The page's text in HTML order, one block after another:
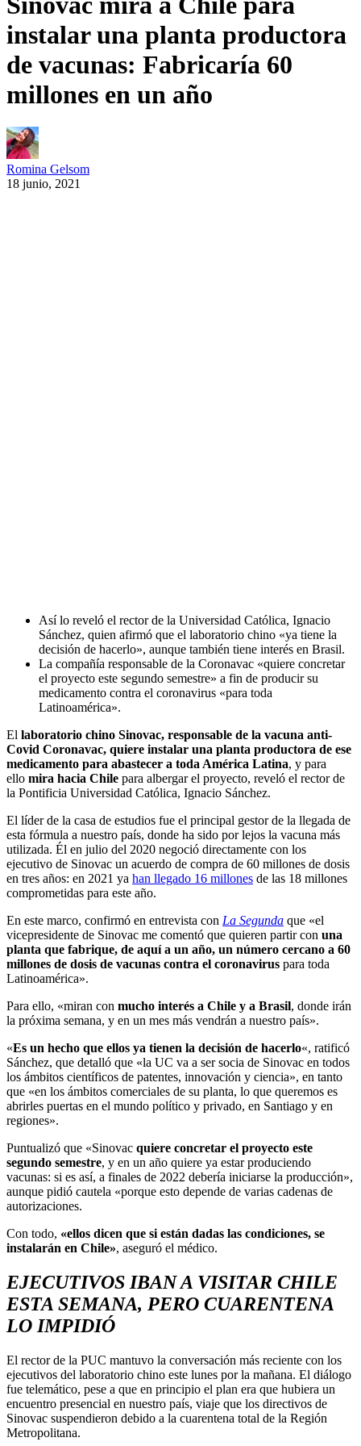
instalar una planta productora
de vacunas: Fabricaría 60
millones en un año
Romina Gelsom
18 junio, 2021
Así lo reveló el rector de la Universidad Católica, Ignacio
Sánchez, quien afirmó que el laboratorio chino «ya tiene la
decisión de hacerlo», aunque también tiene interés en Brasil.
La compañía responsable de la Coronavac «quiere concretar
el proyecto este segundo semestre» a fin de producir su
medicamento contra el coronavirus «para toda
Latinoamérica».
El laboratorio chino Sinovac, responsable de la vacuna anti-
Covid Coronavac, quiere instalar una planta productora de ese
medicamento para abastecer a toda América Latina, y para
ello mira hacia Chile para albergar el proyecto, reveló el rector de
la Pontificia Universidad Católica, Ignacio Sánchez.
El líder de la casa de estudios fue el principal gestor de la llegada de
esta fórmula a nuestro país, donde ha sido por lejos la vacuna más
utilizada. Él en julio del 2020 negoció directamente con los
ejecutivo de Sinovac un acuerdo de compra de 60 millones de dosis
en tres años: en 2021 ya han llegado 16 millones de las 18 millones
comprometidas para este año.
En este marco, confirmó en entrevista con La Segunda que «el
vicepresidente de Sinovac me comentó que quieren partir con una
planta que fabrique, de aquí a un año, un número cercano a 60
millones de dosis de vacunas contra el coronavirus para toda
Latinoamérica».
Para ello, «miran con mucho interés a Chile y a Brasil, donde irán
la próxima semana, y en un mes más vendrán a nuestro país».
«Es un hecho que ellos ya tienen la decisión de hacerlo«, ratificó
Sánchez, que detalló que «la UC va a ser socia de Sinovac en todos
los ámbitos científicos de patentes, innovación y ciencia», en tanto
que «en los ámbitos comerciales de su planta, lo que queremos es
abrirles puertas en el mundo político y privado, en Santiago y en
regiones».
Puntualizó que «Sinovac quiere concretar el proyecto este
segundo semestre, y en un año quiere ya estar produciendo
vacunas: si es así, a finales de 2022 debería iniciarse la producción»,
aunque pidió cautela «porque esto depende de varias cadenas de
autorizaciones.
Con todo, «ellos dicen que si están dadas las condiciones, se
instalarán en Chile», aseguró el médico.
EJECUTIVOS IBAN A VISITAR CHILE
ESTA SEMANA, PERO CUARENTENA
LO IMPIDIÓ
El rector de la PUC mantuvo la conversación más reciente con los
ejecutivos del laboratorio chino este lunes por la mañana. El diálogo
fue telemático, pese a que en principio el plan era que hubiera un
encuentro presencial en nuestro país, viaje que los directivos de
Sinovac suspendieron debido a la cuarentena total de la Región
Metropolitana.